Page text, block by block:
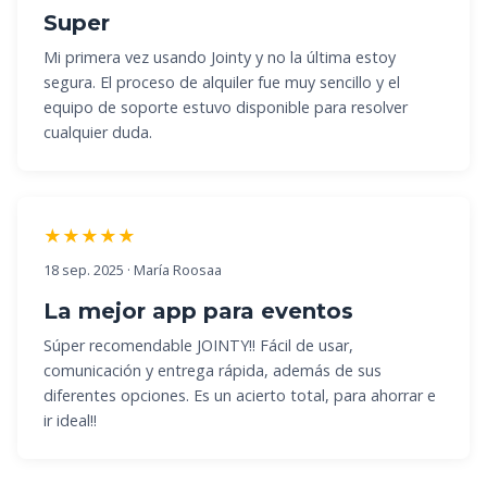
Super
Mi primera vez usando Jointy y no la última estoy
segura. El proceso de alquiler fue muy sencillo y el
equipo de soporte estuvo disponible para resolver
cualquier duda.
★★★★★
18 sep. 2025 · María Roosaa
La mejor app para eventos
Súper recomendable JOINTY!! Fácil de usar,
comunicación y entrega rápida, además de sus
diferentes opciones. Es un acierto total, para ahorrar e
ir ideal!!